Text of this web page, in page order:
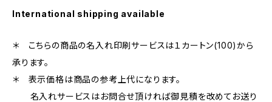
International shipping available
＊ こちらの商品の名入れ印刷サービスは１カートン(100)から
承ります。
＊ 表示価格は商品の参考上代になります。
名入れサービスはお問合せ頂ければ御見積を改めてお送り